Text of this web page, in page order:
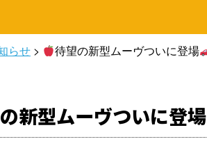
らせ > 待望の新型ムーヴついに登場
新型ムーヴついに登場